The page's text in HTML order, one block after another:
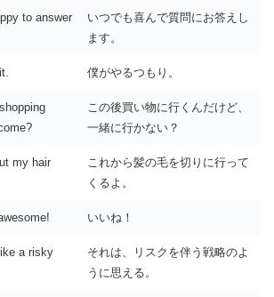
to answer
いつでも喜んで質問にお答えし
ます。
僕がやるつもり。
この後買い物に行くんだけど、
一緒に行かない？
my hair
これから髪の毛を切りに行って
くるよ。
いいね！
a risky
それは、リスクを伴う戦略のよ
うに思える。